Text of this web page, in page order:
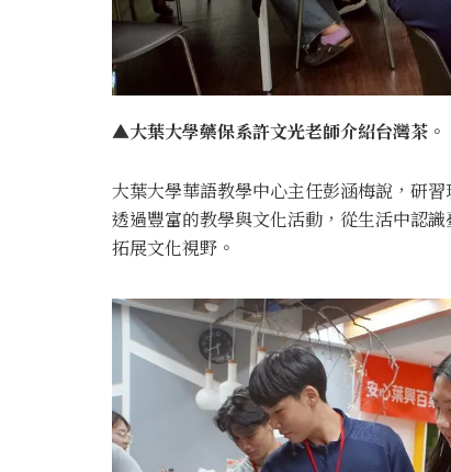
▲大葉大學藥保系許文光老師介紹台灣茶
大葉大學華語教學中心主任彭涵梅說，研
透過豐富的教學與文化活動，從生活中認
拓展文化視野。